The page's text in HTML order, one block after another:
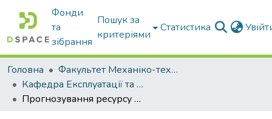
Фонди
та
зібрання
Пошук за
критеріями
Статистика
Головна
Факультет Механіко-технологічний
Кафедра Експлуатації та технічного сервісу машин
Прогнозування ресурсу трибосистем при використанні сумішевих олив